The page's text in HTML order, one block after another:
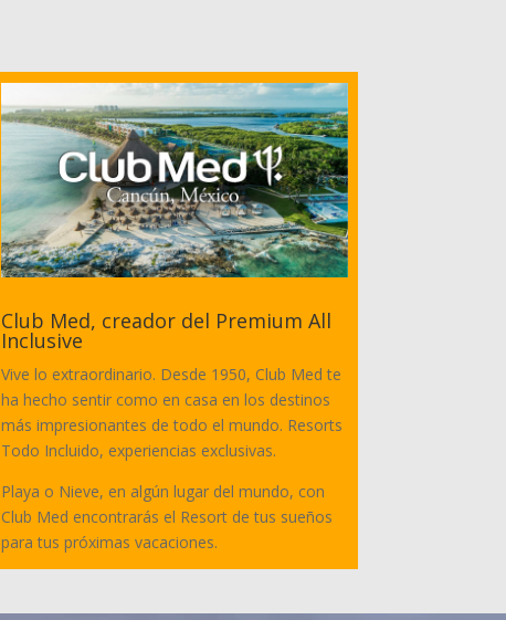
Club Med, creador del Premium All
Inclusive
Vive lo extraordinario. Desde 1950, Club Med te
ha hecho sentir como en casa en los destinos
más impresionantes de todo el mundo. Resorts
Todo Incluido, experiencias exclusivas.
Playa o Nieve, en algún lugar del mundo, con
Club Med encontrarás el Resort de tus sueños
para tus próximas vacaciones.